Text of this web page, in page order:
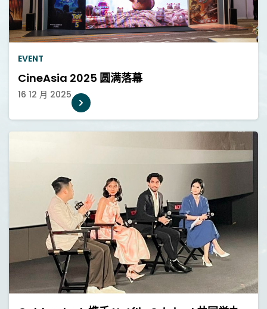
EVENT
CineAsia 2025 圆满落幕
16 12 月 2025